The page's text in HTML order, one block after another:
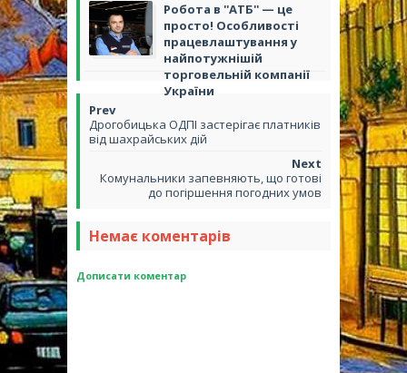
Робота в ''АТБ'' — це
просто! Особливості
працевлаштування у
найпотужнішій
торговельній компанії
України
Дрогобицька ОДПІ застерігає платників
від шахрайських дій
Комунальники запевняють, що готові
до погіршення погодних умов
Немає коментарів
Дописати коментар